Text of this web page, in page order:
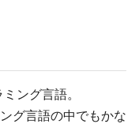
ング言語。
グ言語の中でもかな